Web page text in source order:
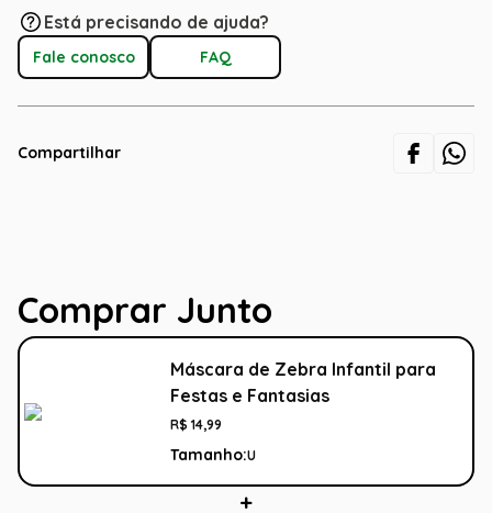
Está precisando de ajuda?
Fale conosco FAQ
Compartilhar
Comprar Junto
Máscara de Zebra Infantil para
Festas e Fantasias
R$ 14,99
Tamanho:U